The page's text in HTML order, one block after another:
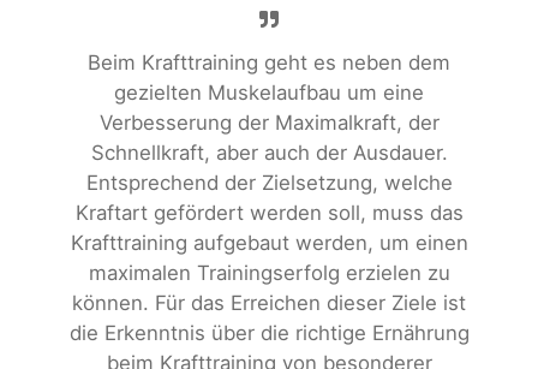
Beim Krafttraining geht es neben dem
gezielten Muskelaufbau um eine
Verbesserung der Maximalkraft, der
Schnellkraft, aber auch der Ausdauer.
Entsprechend der Zielsetzung, welche
Kraftart gefördert werden soll, muss das
Krafttraining aufgebaut werden, um einen
maximalen Trainingserfolg erzielen zu
können. Für das Erreichen dieser Ziele ist
die Erkenntnis über die richtige Ernährung
beim Krafttraining von besonderer